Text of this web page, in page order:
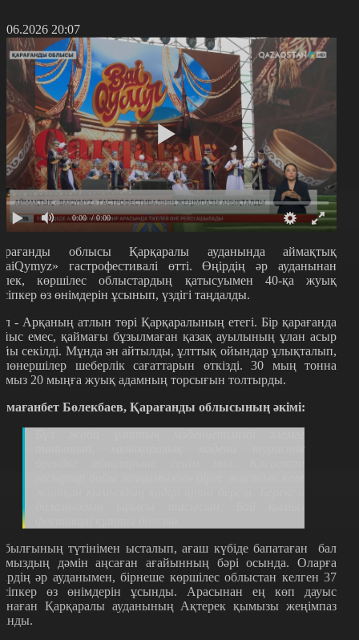
20:07
0:00 / 0:00
облысы Қарқаралы ауданында аймақтық
гастрофестивалі өтті. Өңірдің әр ауданынан
көршілес облыстардың қатысуымен 40-қа жуық
өз өнімдерін ұсынып, үздігі таңдалды.
- Арқаның атлын төрі Қарқаралының етегі. Бір қарағанда
емес, қаймағы бұзылмаған қазақ ауылының ұлан асыр
секілді. Мұнда ән айтылды, ұлттық ойындар ұлықталып,
шеберлік сағаттарын өткізді. 30 мың тонна
20 мыңға жуық адамның торсығын толтырды.
Бөлекбаев, Қарағанды облысының әкімі:
түтінімен ысталып, ағаш күбіде бапатаған
бал
дәмін аңсаған ағайынның бәрі осында. Оларға
әр ауданымен, бірнеше көршілес облыстан келген 37
өз өнімдерін ұсынды. Арасынан ең көп дауыс
Қарқаралы ауданының Ақтерек қымызы жеңімпаз